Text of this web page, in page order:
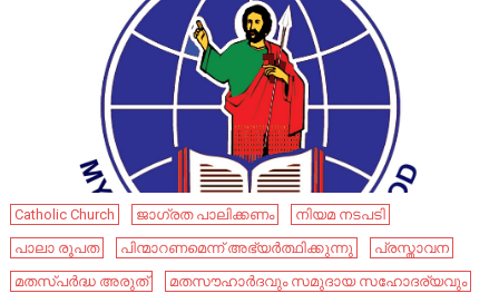
Catholic Church ജാഗ്രത പാലിക്കണം
നിയമ നടപടി
പാലാ രൂപത
പിന്മാറണമെന്ന് അഭ്യർത്ഥിക്കുന്നു
പ്രസ്താവന
മതസ്പർദ്ധ അരുത്
മതസൗഹാര്‍ദവും സമുദായ സഹോദര്യവും